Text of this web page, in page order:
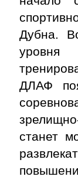
Дубна.
уровня
ДЛАФ
станет